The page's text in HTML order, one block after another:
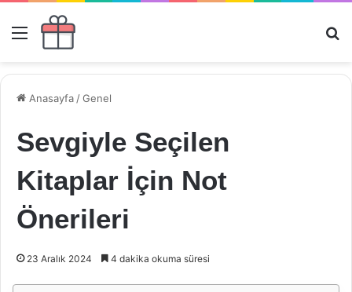
Menü
Anasayfa /Genel
Sevgiyle Seçilen
Kitaplar İçin Not
Önerileri
23 Aralık 2024 4 dakika okuma süresi